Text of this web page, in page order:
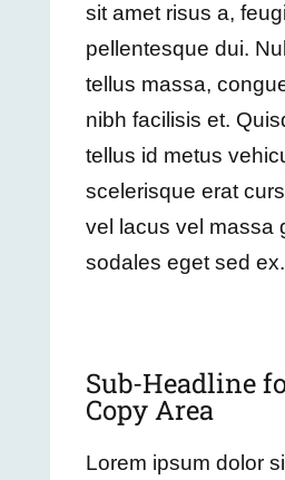
sit amet risus a,
pellentesque dui.
tellus massa,
nibh facilisis et.
tellus id metus
scelerisque erat
vel lacus vel massa
sodales eget sed ex.
Sub-Headline
Copy Area
Lorem ipsum dolor